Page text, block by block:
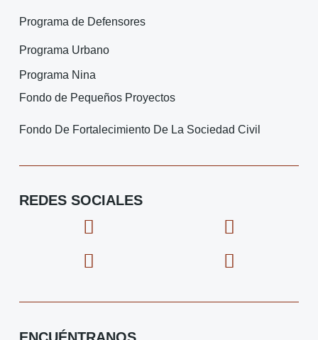
Programa de Defensores
Programa Urbano
Programa Nina
Fondo de Pequeños Proyectos
Fondo De Fortalecimiento De La Sociedad Civil
REDES SOCIALES
F
c
b
X
t
i
I
o
-
I
o
-